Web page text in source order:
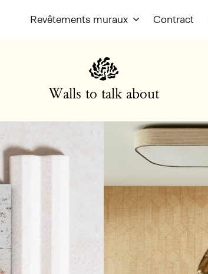
Revêtements muraux Contract
Walls to talk about